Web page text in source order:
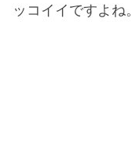
ッコイイですよね